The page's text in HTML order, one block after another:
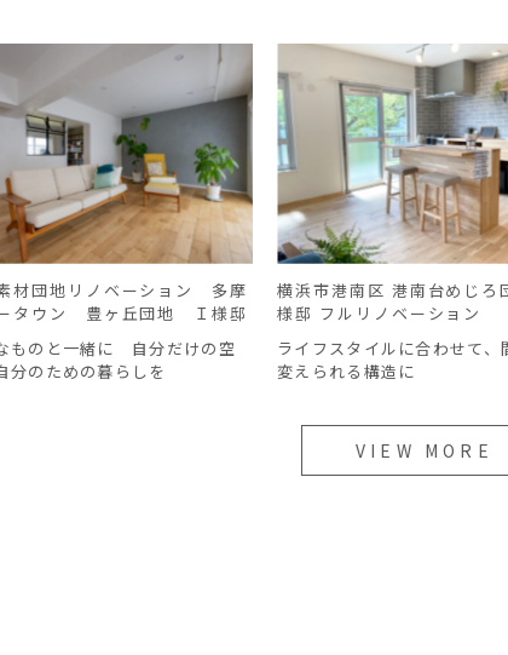
材団地リノベーション 多摩
タウン 豊ヶ丘団地 Ｉ様邸
ものと一緒に 自分だけの空
分のための暮らしを
横浜市港南区 港南台めじろ
様邸 フルリノベーション
ライフスタイルに合わせて、
変えられる構造に
VIEW MORE